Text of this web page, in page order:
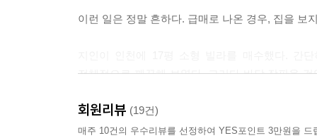
이런 일은 정말 흔하다. 급매로 나온 경우, 집을 보
전체적으로 깨끗해 보였다. 그러다 바닥 장판을
기준)에 600만원 정도를 쓰니, 크게 웃돈 셈이다.
그 결과, 그는 초기 투자 비용 회수 기간이 수개
회원리뷰 (19건)
매주 10건의 우수리뷰를 선정하여 YES포인트 3만원을 드